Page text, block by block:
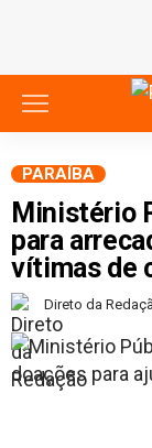
PARAÍBA
Ministério
para
vítimas de
Direto da